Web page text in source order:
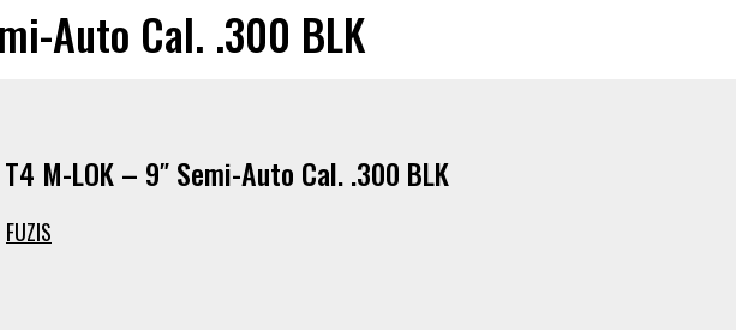
Auto Cal. .300 BLK
M-LOK – 9″ Semi-Auto Cal. .300 BLK
FUZIS